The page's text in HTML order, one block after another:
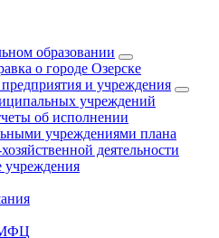
образовании
о городе Озерске
и учреждения
учреждений
об исполнении
учреждениями плана
деятельности
учреждения
МФЦ